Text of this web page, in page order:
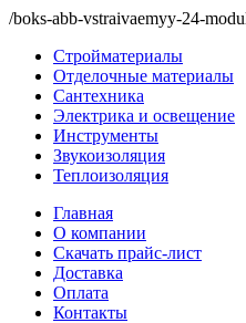
/boks-abb-vstraivaemyy-24-
Стройматериалы
Отделочные материалы
Сантехника
Электрика и освещение
Инструменты
Звукоизоляция
Теплоизоляция
Главная
О компании
Скачать прайс-лист
Доставка
Оплата
Контакты